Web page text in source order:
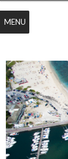
MENU